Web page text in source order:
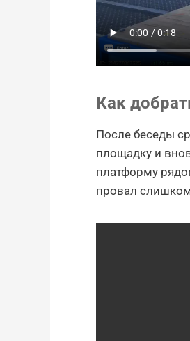
Как
После беседы
площадку и
платформу
провал